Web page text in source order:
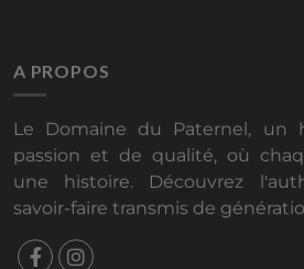
A PROPOS
Le Domaine du Paternel, un
passion et de qualité, où
une histoire. Découvrez
savoir-faire transmis de